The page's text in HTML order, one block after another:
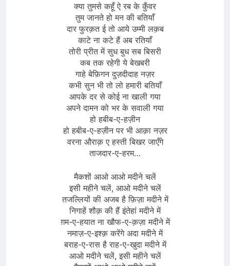
क्या तुमसे कहूँ ऐ रब के कुँवर
तुम जानते हो मन की बतियाँ
दार फुरक़त ई तो आये उम्मी लक़ब
काटे ना कटे हैं अब रतियाँ
तोरी प्रीत में सुध बुध सब बिसरी
कब तक रहेगी ये बेखबरी
गाहे बेफ़िगन दुज़दीदाह नज़र
कभी सुन भी तो लो हमारी बतियाँ
आपके दर से कोई ना खाली गया
अपने दामन को भर के सवाली गया
हो हबीब-ए-हज़ीन
हो हबीब-ए-हज़ीन पर भी आक़ा नज़र
वरना औराक़ ए हस्ती बिखर जाएँगे
ताजदार-ए-हरम…
मैकशों आओ आओ मदीने चलें
इसी महीने चलें, आओ मदीने चलें
तजल्लियों की अजब है फ़िज़ा मदीने में
निगाहें शौक़ की हैं इंतेहां मदीने में
ग़म-ए-हयात ना खौफ-ए-क़ज़ा मदीने में
नमाज़-ए-इश्क़ करेंगे अदा मदीने में
बराह-ए-रास है राह-ए-खुदा मदीने में
आओ मदीने चलें, इसी महीने चलें